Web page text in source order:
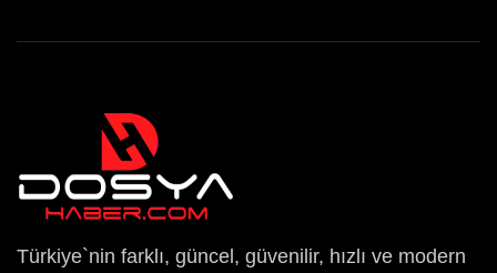
Türkiye`nin farklı, güncel, güvenilir, hızlı ve modern